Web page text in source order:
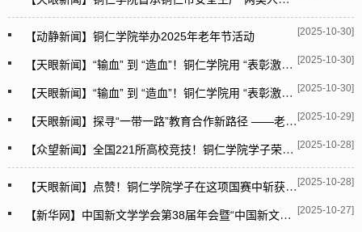
[2025-10-30]
【动静新闻】铜仁学院举办2025年老年节活动
[2025-10-30]
【天眼新闻】“输血” 到 “造血”！铜仁学院用 “表彰激励 + 精准指导”为印江村小注入新动力
[2025-10-30]
【天眼新闻】“输血” 到 “造血”！铜仁学院用 “表彰激励 + 精准指导”为印江村小注入新动力
[2025-10-29]
【天眼新闻】探寻“一带一路”教育合作新路径 ——老挝琅勃拉邦省教育厅与铜仁学院召开座谈会
[2025-10-28]
【众望新闻】全国221所高校竞技！铜仁学院学子荣获全国总决赛特等奖
[2025-10-28]
【天眼新闻】点赞！铜仁学院学子在这项国赛中斩获特等奖
[2025-10-27]
【新华网】中国新文学学会第38届年会暨“中国新文学：地域性与世界性”学术研讨会在铜仁学院举办